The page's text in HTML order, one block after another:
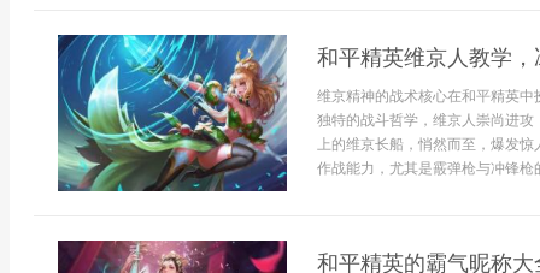
和平精英维京人教学
维京精神的战术核心在和平精英
独特的战斗哲学，维京人崇尚进
上的维京长船，悄然而至，爆发
作战能力，尤其是霰弹枪与冲锋枪
和平精英的霸气昵称